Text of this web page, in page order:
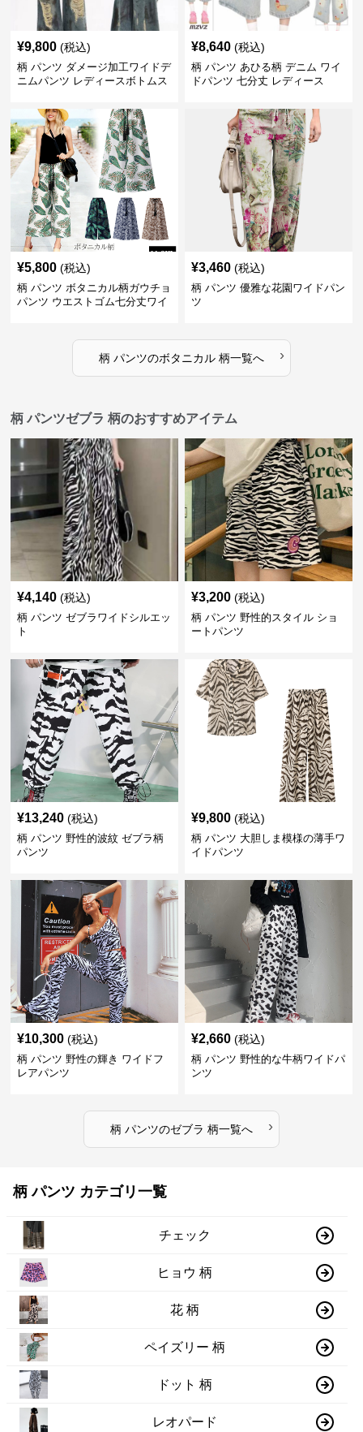
¥9,800 (税込)
柄 パンツ ダメージ加工ワイドデ
ニムパンツ レディースボトムス
¥8,640 (税込)
柄 パンツ あひる柄 デニム ワイ
ドパンツ 七分丈 レディース
¥5,800 (税込)
柄 パンツ ボタニカル柄ガウチョ
パンツ ウエストゴム七分丈ワイ
¥3,460 (税込)
柄 パンツ 優雅な花園ワイドパン
ツ
柄 パンツのボタニカル 柄一覧へ ›
柄 パンツゼブラ 柄のおすすめアイテム
¥4,140 (税込)
柄 パンツ ゼブラワイドシルエッ
ト
¥3,200 (税込)
柄 パンツ 野性的スタイル ショ
ートパンツ
¥13,240 (税込)
柄 パンツ 野性的波紋 ゼブラ柄
パンツ
¥9,800 (税込)
柄 パンツ 大胆しま模様の薄手ワ
イドパンツ
¥10,300 (税込)
柄 パンツ 野性の輝き ワイドフ
レアパンツ
¥2,660 (税込)
柄 パンツ 野性的な牛柄ワイドパ
ンツ
柄 パンツのゼブラ 柄一覧へ ›
柄 パンツ カテゴリ一覧
チェック
ヒョウ 柄
花 柄
ペイズリー 柄
ドット 柄
レオパード